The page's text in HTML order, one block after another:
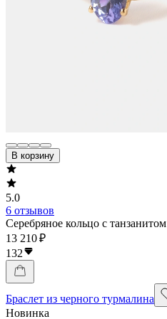
В корзину
5.0
6 отзывов
Серебряное кольцо с танзанитом
13 210 ₽
132
Браслет из черного турмалина
Новинка